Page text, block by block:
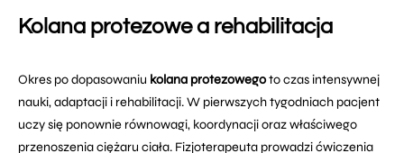
Kolana protezowe a rehabilitacja
Okres po dopasowaniu kolana protezowegoto czas intensywnej
nauki, adaptacji i rehabilitacji. W pierwszych tygodniach pacjent
uczy się ponownie równowagi, koordynacji oraz właściwego
przenoszenia ciężaru ciała. Fizjoterapeuta prowadzi ćwiczenia